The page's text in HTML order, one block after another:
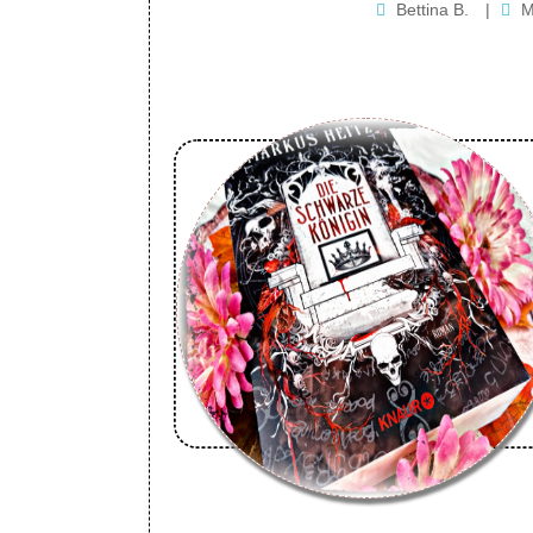
Bettina B. |